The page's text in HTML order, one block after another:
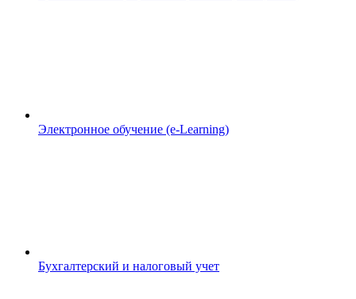
Электронное обучение (e-Learning)
Бухгалтерский и налоговый учет